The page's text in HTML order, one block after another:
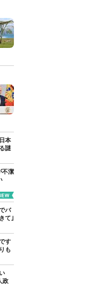
本
謎
不潔
バ
て｣
す
も
政